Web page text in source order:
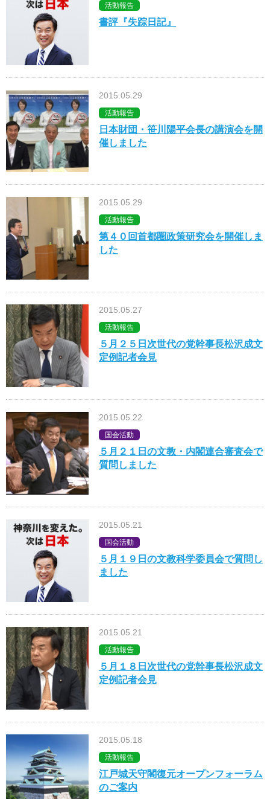
活動報告
書評『失踪日記』
2015.05.29
活動報告
日本財団・笹川陽平会長の講演会を開
催しました
2015.05.29
活動報告
第４０回首都圏政策研究会を開催しま
した
2015.05.27
活動報告
５月２５日次世代の党幹事長松沢成文
定例記者会見
2015.05.22
国会活動
５月２１日の文教・内閣連合審査会で
質問しました
2015.05.21
国会活動
５月１９日の文教科学委員会で質問し
ました
2015.05.21
活動報告
５月１８日次世代の党幹事長松沢成文
定例記者会見
2015.05.18
活動報告
江戸城天守閣復元オープンフォーラム
のご案内